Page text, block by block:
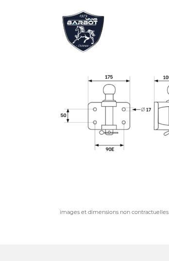
images et dimensions non contractuelles